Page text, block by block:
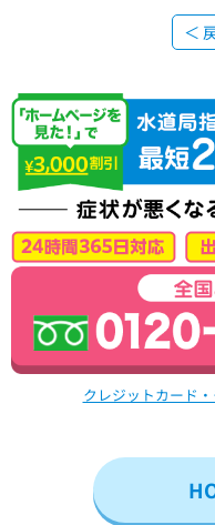
＜
クレジットカード